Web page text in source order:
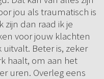
jou als traumatisch is
zijn dan raad ik je
voor jouw klachten
Beter is, zeker
haalt, om aan het
uren. Overleg eens